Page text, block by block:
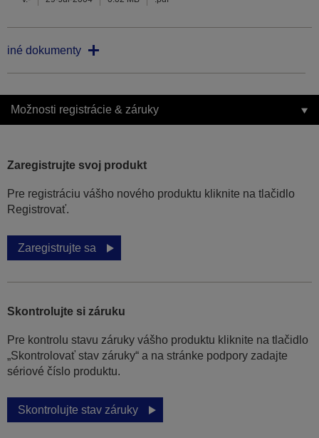
iné dokumenty
Možnosti registrácie & záruky
Zaregistrujte svoj produkt
Pre registráciu vášho nového produktu kliknite na tlačidlo
Registrovať.
Zaregistrujte sa
Skontrolujte si záruku
Pre kontrolu stavu záruky vášho produktu kliknite na tlačidlo
„Skontrolovať stav záruky“ a na stránke podpory zadajte
sériové číslo produktu.
Skontrolujte stav záruky